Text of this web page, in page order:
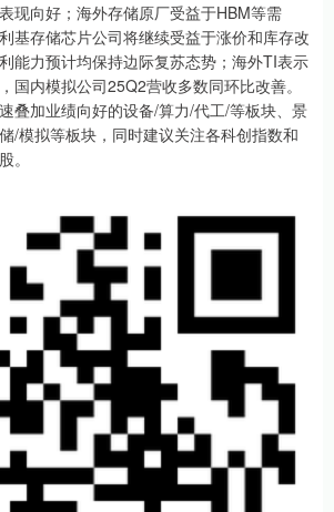
现向好；海外存储原厂受益于HBM等需
基存储芯片公司将继续受益于涨价和库存改
能力预计均保持边际复苏态势；海外TI表示
国内模拟公司25Q2营收多数同环比改善。
叠加业绩向好的设备/算力/代工/等板块、景
/模拟等板块，同时建议关注各科创指数和
。